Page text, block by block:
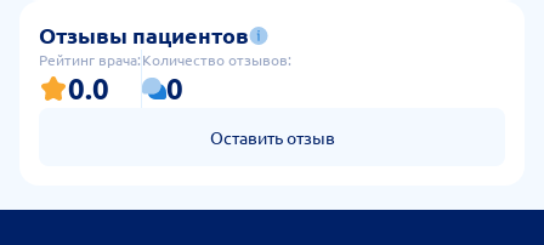
Отзывы пациентов
Рейтинг врача:
0.0
Количество отзывов:
0
Оставить отзыв